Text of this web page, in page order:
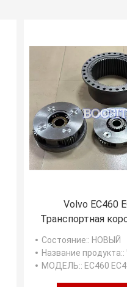
Volvo EC460
Транспортная
8291523
Состояние:: НОВЫЙ
Название продукта::
МОДЕЛЬ:: EC460